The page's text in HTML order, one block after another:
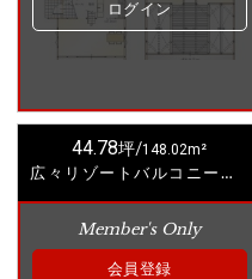
ログイン
44.78坪/148.02m²
広々リゾートバルコニーのあるお家
Member's Only
会員登録